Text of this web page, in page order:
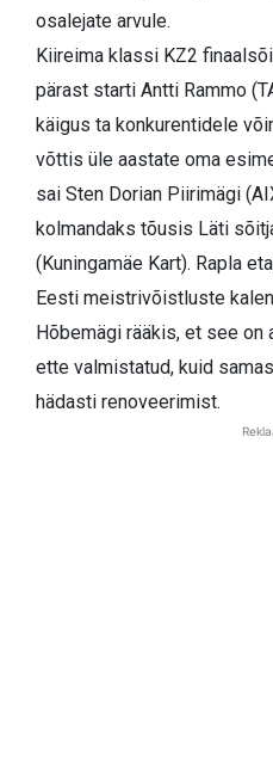
osalejate arvule.
Kiireima klassi KZ2
pärast starti Antti Rammo
käigus ta konkurentidele
võttis üle aastate oma
sai Sten Dorian Piirimägi
kolmandaks tõusis Läti
(Kuningamäe Kart). Rapla
Eesti meistrivõistluste
Hõbemägi rääkis, et see
ette valmistatud, kuid
hädasti renoveerimist.